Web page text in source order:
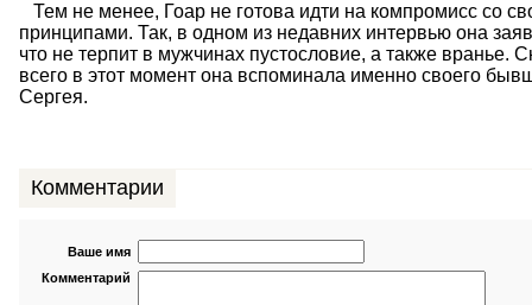
Тем не менее, Гоар не готова идти на компромисс со
принципами. Так, в одном из недавних интервью она
что не терпит в мужчинах пустословие, а также вранье.
всего в этот момент она вспоминала именно своего
Сергея.
Комментарии
Ваше имя
Комментарий